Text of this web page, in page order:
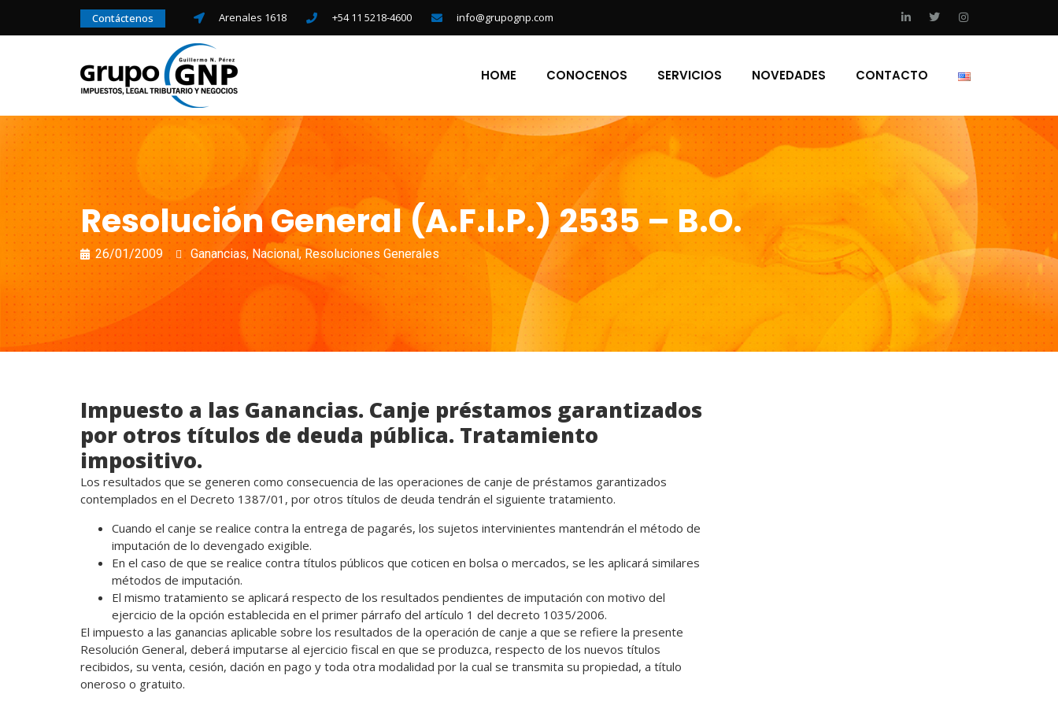
Contáctenos Arenales 1618 +54 11 5218-4600 info@grupognp.com
HOME CONOCENOS SERVICIOS NOVEDADES CONTACTO
Resolución General (A.F.I.P.) 2535 – B.O.
26/01/2009 Ganancias, Nacional, Resoluciones Generales
Impuesto a las Ganancias. Canje préstamos garantizados
por otros títulos de deuda pública. Tratamiento
impositivo.
Los resultados que se generen como consecuencia de las operaciones de canje de préstamos garantizados
contemplados en el Decreto 1387/01, por otros títulos de deuda tendrán el siguiente tratamiento.
Cuando el canje se realice contra la entrega de pagarés, los sujetos intervinientes mantendrán el método de
imputación de lo devengado exigible.
En el caso de que se realice contra títulos públicos que coticen en bolsa o mercados, se les aplicará similares
métodos de imputación.
El mismo tratamiento se aplicará respecto de los resultados pendientes de imputación con motivo del
ejercicio de la opción establecida en el primer párrafo del artículo 1 del decreto 1035/2006.
El impuesto a las ganancias aplicable sobre los resultados de la operación de canje a que se refiere la presente
Resolución General, deberá imputarse al ejercicio fiscal en que se produzca, respecto de los nuevos títulos
recibidos, su venta, cesión, dación en pago y toda otra modalidad por la cual se transmita su propiedad, a título
oneroso o gratuito.